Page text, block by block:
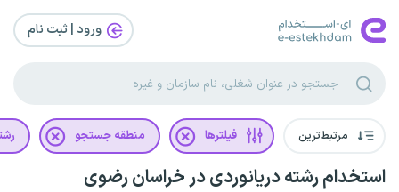
ورود | ثبت‌ نام
مرتبط‌ترین فیلترها منطقه جستجو
استخدام رشته دریانوردی در خراسان رضوی